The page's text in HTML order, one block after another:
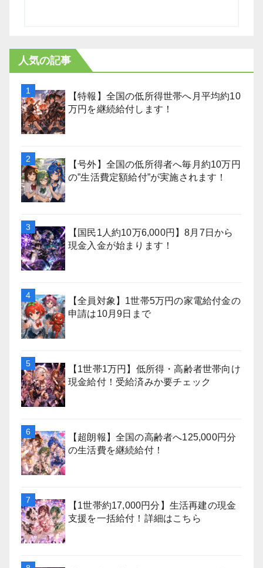
人気の記事
【特報】全国の低所得世帯へ月平均約10
万円を継続給付します！
【号外】全国の低所得者へ毎月約10万円
の”生活費定額給付”が実施されます！
【国民1人約10万6,000円】8月7日から
現金入金が始まります！
【全員対象】1世帯5万円の家電給付金の
申請は10月9日まで
【1世帯1万円】低所得・高齢者世帯向け
現金給付！受給済みか要チェック
【超朗報】全国の高齢者へ125,000円分
の生活費を継続給付！
【1世帯約17,000円分】生活再建の現金
支援を一括給付！詳細はこちら